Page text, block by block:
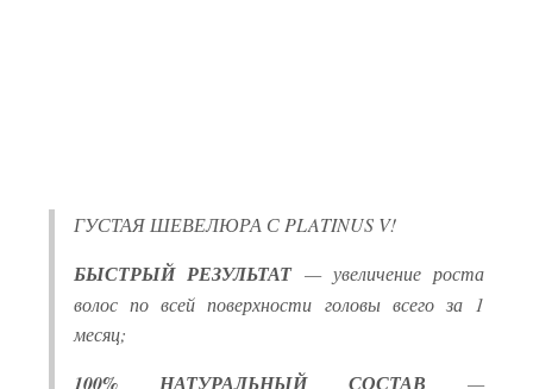
ГУСТАЯ ШЕВЕЛЮРА С PLATINUS V!
БЫСТРЫЙ РЕЗУЛЬТАТ— увеличение роста
волос по всей поверхности головы всего за 1
месяц;
100% НАТУРАЛЬНЫЙ СОСТАВ —